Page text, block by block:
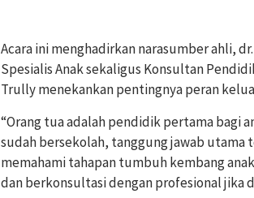
Acara ini menghadirkan narasumber ahli,
Spesialis Anak sekaligus Konsultan
Trully menekankan pentingnya peran
“Orang tua adalah pendidik pertama bagi
sudah bersekolah, tanggung jawab utama
memahami tahapan tumbuh kembang
dan berkonsultasi dengan profesional jika